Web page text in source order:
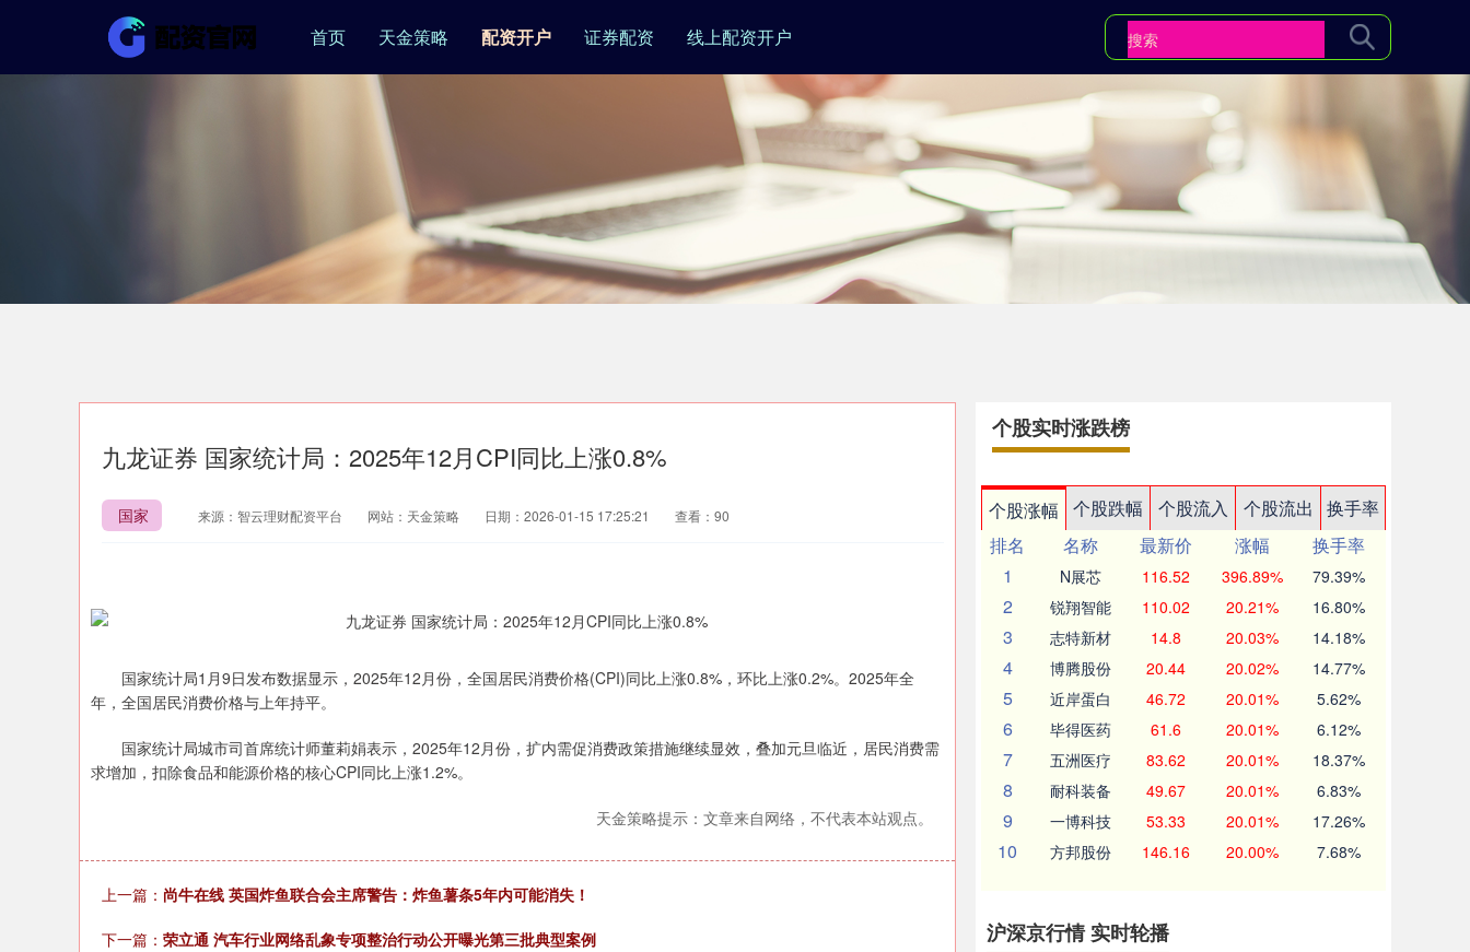
首页 天金策略 配资开户 证券配资 线上配资开户
九龙证券 国家统计局：2025年12月CPI同比上涨0.8%
国家 来源：智云理财配资平台 网站：天金策略 日期：2026-01-15 17:25:21 查看：90
国家统计局1月9日发布数据显示，2025年12月份，全国居民消费价格(CPI)同比上涨0.8%，环比上涨0.2%。2025年全
年，全国居民消费价格与上年持平。
国家统计局城市司首席统计师董莉娟表示，2025年12月份，扩内需促消费政策措施继续显效，叠加元旦临近，居民消费需
求增加，扣除食品和能源价格的核心CPI同比上涨1.2%。
天金策略提示：文章来自网络，不代表本站观点。
上一篇： 尚牛在线 英国炸鱼联合会主席警告：炸鱼薯条5年内可能消失！
下一篇： 荣立通 汽车行业网络乱象专项整治行动公开曝光第三批典型案例
个股实时涨跌榜
个股涨幅 个股跌幅 个股流入 个股流出
换手率
排名
名称 最新价 涨幅
换手率
1
N展芯 116.52 396.89% 79.39%
2 锐翔智能 110.02 20.21% 16.80%
3 志特新材 14.8 20.03% 14.18%
4 博腾股份 20.44 20.02% 14.77%
5 近岸蛋白 46.72 20.01% 5.62%
6 毕得医药 61.6 20.01% 6.12%
7 五洲医疗 83.62 20.01% 18.37%
8 耐科装备 49.67 20.01% 6.83%
9 一博科技 53.33 20.01% 17.26%
10 方邦股份 146.16 20.00% 7.68%
沪深京行情 实时轮播